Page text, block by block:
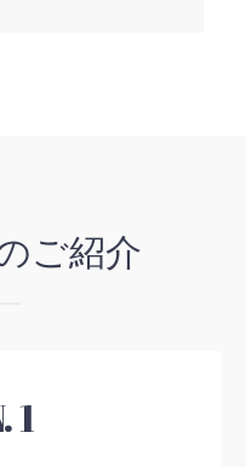
ご紹介
1